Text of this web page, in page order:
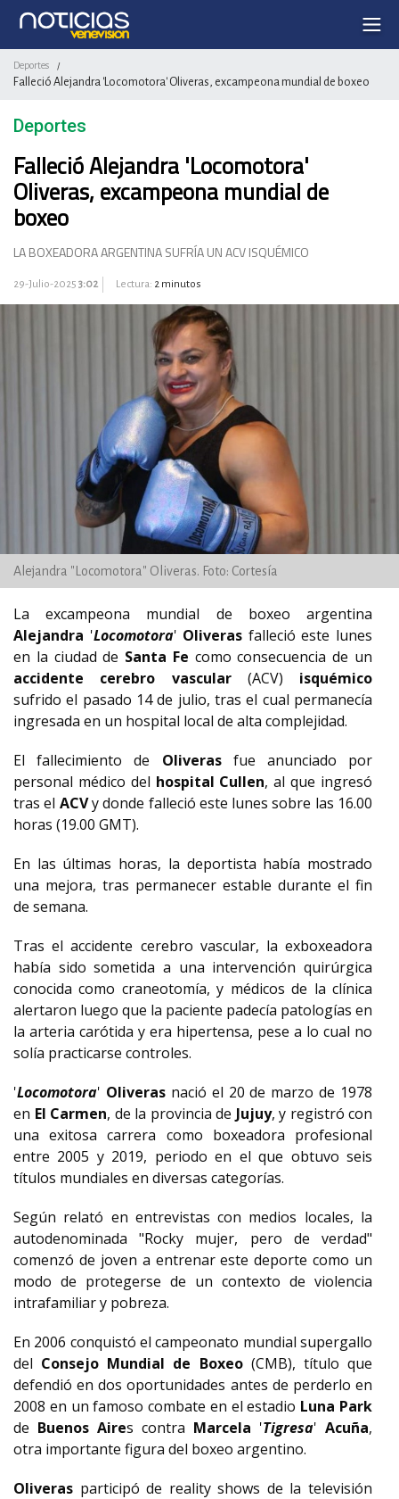
Deportes /
Falleció Alejandra 'Locomotora' Oliveras, excampeona mundial de boxeo
Deportes
Falleció Alejandra 'Locomotora'
Oliveras, excampeona mundial de
boxeo
LA BOXEADORA ARGENTINA SUFRÍA UN ACV ISQUÉMICO
29-Julio-2025 3:02 Lectura: 2 minutos
Alejandra "Locomotora" Oliveras. Foto: Cortesía
La excampeona mundial de boxeo argentina
Alejandra 'Locomotora' Oliveras falleció este lunes
en la ciudad de Santa Fe como consecuencia de un
accidente cerebro vascular(ACV) isquémico
sufrido el pasado 14 de julio, tras el cual permanecía
ingresada en un hospital local de alta complejidad.
El fallecimiento de Oliverasfue anunciado por
personal médico del hospital Cullen, al que ingresó
tras el ACVy donde falleció este lunes sobre las 16.00
horas (19.00 GMT).
En las últimas horas, la deportista había mostrado
una mejora, tras permanecer estable durante el fin
de semana.
Tras el accidente cerebro vascular, la exboxeadora
había sido sometida a una intervención quirúrgica
conocida como craneotomía, y médicos de la clínica
alertaron luego que la paciente padecía patologías en
la arteria carótida y era hipertensa, pese a lo cual no
solía practicarse controles.
'Locomotora' Oliverasnació el 20 de marzo de 1978
en El Carmen, de la provincia de Jujuy, y registró con
una exitosa carrera como boxeadora profesional
entre 2005 y 2019, periodo en el que obtuvo seis
títulos mundiales en diversas categorías.
Según relató en entrevistas con medios locales, la
autodenominada "Rocky mujer, pero de verdad"
comenzó de joven a entrenar este deporte como un
modo de protegerse de un contexto de violencia
intrafamiliar y pobreza.
En 2006 conquistó el campeonato mundial supergallo
del Consejo Mundial de Boxeo(CMB), título que
defendió en dos oportunidades antes de perderlo en
2008 en un famoso combate en el estadio Luna Park
de Buenos Aires contra Marcela 'Tigresa' Acuña,
otra importante figura del boxeo argentino.
Oliveras participó de reality shows de la televisión